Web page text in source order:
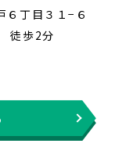
丁目３１−６
徒歩2分